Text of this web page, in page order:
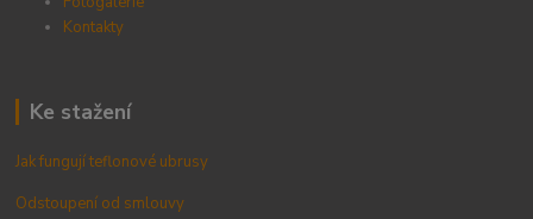
Kontakty
Ke stažení
Jak fungují teflonové ubrusy
Odstoupení od smlouvy